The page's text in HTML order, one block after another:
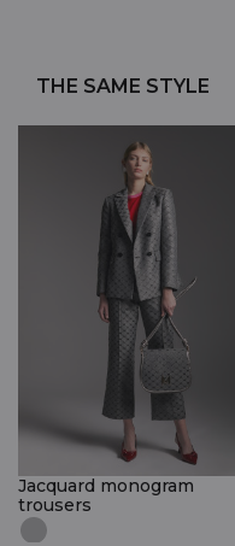
THE SAME STYLE
Jacquard monogram
trousers